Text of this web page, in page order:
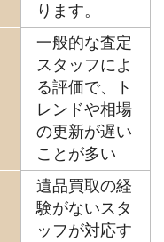
ります。
一般的な査定
スタッフによ
る評価で、ト
レンドや相場
の更新が遅い
ことが多い
遺品買取の経
験がないスタ
ッフが対応す